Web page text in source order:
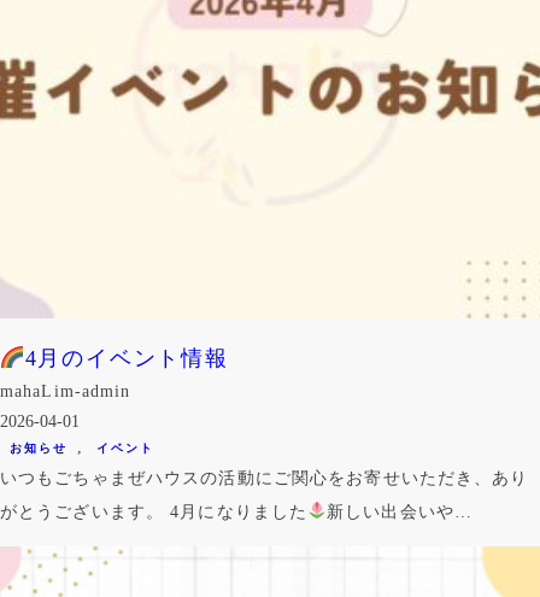
4月のイベント情報
mahaLim-admin
2026-04-01
お知らせ イベント
いつもごちゃまぜハウスの活動にご関心をお寄せいただき、あり
がとうございます。 4月になりました
新しい出会いや…